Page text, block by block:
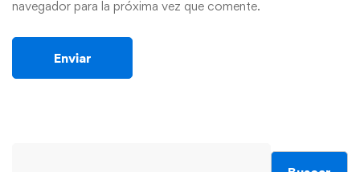
navegador para la próxima vez que comente.